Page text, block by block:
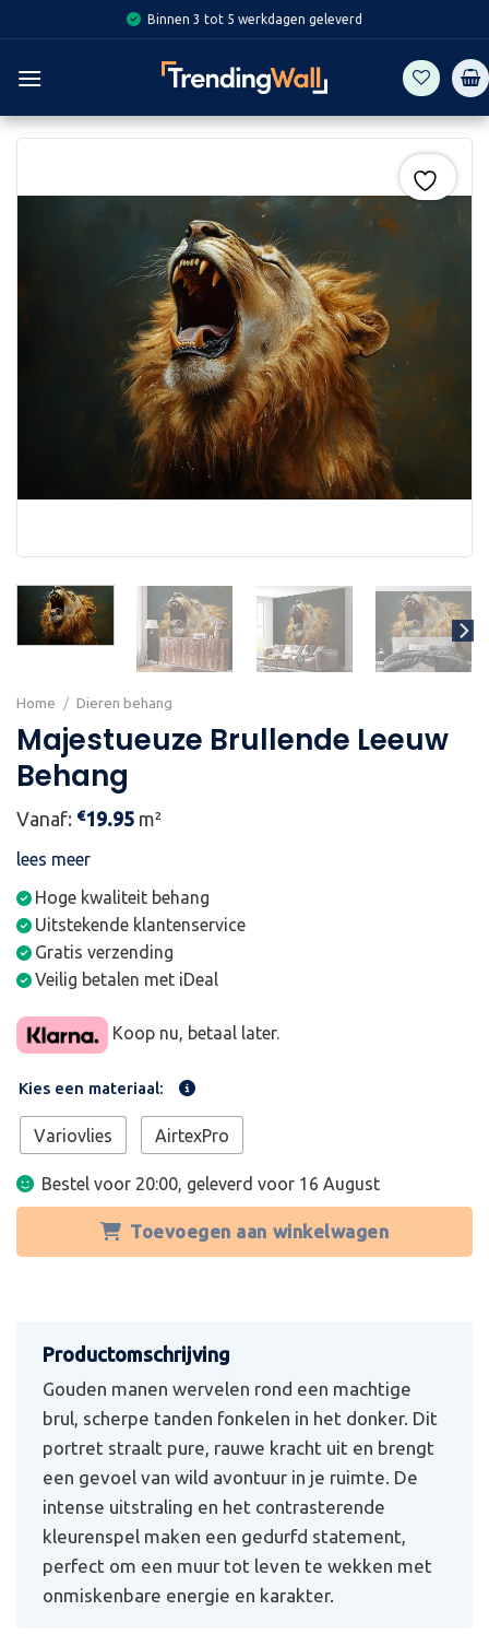
to
content
Binnen 3 tot 5 werkdagen geleverd
Home / Dieren behang
Majestueuze Brullende Leeuw
Behang
Vanaf: €19.95 m²
lees meer
Hoge kwaliteit behang
Uitstekende klantenservice
Gratis verzending
Veilig betalen met iDeal
Koop nu, betaal later.
Kies een materiaal:
Variovlies AirtexPro
Bestel voor 20:00, geleverd voor 16 August
Toevoegen aan winkelwagen
Gouden manen wervelen rond een machtige
brul, scherpe tanden fonkelen in het donker. Dit
portret straalt pure, rauwe kracht uit en brengt
een gevoel van wild avontuur in je ruimte. De
intense uitstraling en het contrasterende
kleurenspel maken een gedurfd statement,
perfect om een muur tot leven te wekken met
onmiskenbare energie en karakter.